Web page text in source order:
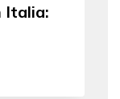
Italia: